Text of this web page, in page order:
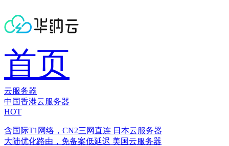
首页
云服务器
中国香港云服务器
HOT
含国际T1网络，CN2三网直连 日本云服务器
大陆优化路由，免备案低延迟 美国云服务器